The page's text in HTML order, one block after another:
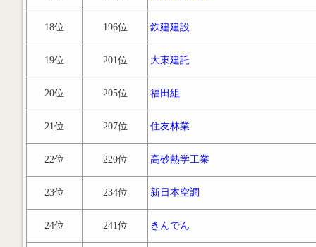
18位 196位 鉄建建設
19位 201位 大東建託
20位 205位 福田組
21位 207位 住友林業
22位 220位 高砂熱学工業
23位 234位 新日本空調
24位 241位 きんでん